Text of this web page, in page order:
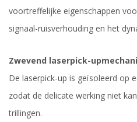
voortreffelijke eigenschappen
signaal-ruisverhouding en het
Zwevend laserpick-
De laserpick-up is geïsoleerd op
zodat de delicate werking niet
trillingen.